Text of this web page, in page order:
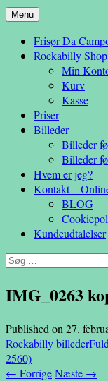
Da Campo
– en
Menu Hop
indhold
Frisør Da
Rockabilly Shop
Min
Kurv
Kasse
Priser
Billeder
Billeder
Billeder
Hvem er jeg?
Kontakt –
BLOG
Kundeudtalelser
Søg
IMG_0263
Published on 27.
Rockabilly billeder
2560)
← ForrigeNæste →